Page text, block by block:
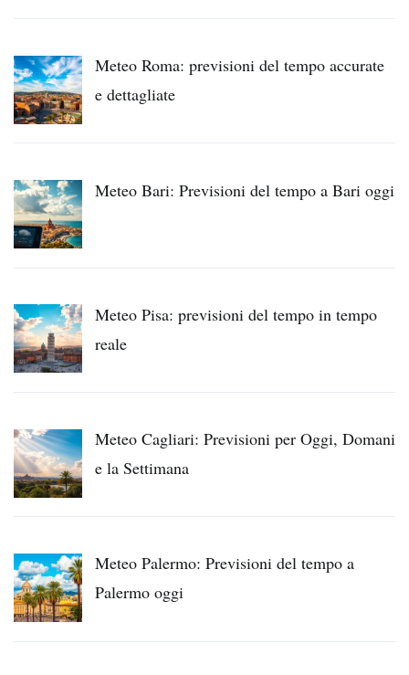
Meteo Roma: previsioni del tempo accurate
e dettagliate
Meteo Bari: Previsioni del tempo a Bari oggi
Meteo Pisa: previsioni del tempo in tempo
reale
Meteo Cagliari: Previsioni per Oggi, Domani
e la Settimana
Meteo Palermo: Previsioni del tempo a
Palermo oggi